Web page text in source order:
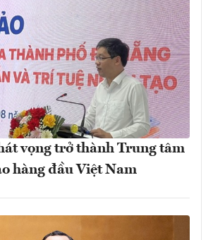
vọng trở thành Trung tâm
hàng đầu Việt Nam